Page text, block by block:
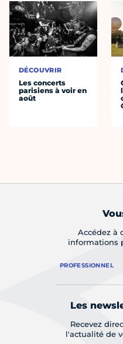
DÉCOUVRIR
Les concerts
parisiens à voir en
août
Accédez à
informations
PROFESSIONNEL
Les
Recevez
l'actualité de